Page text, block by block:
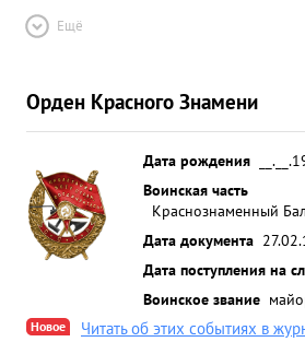
Ещё
Орден Красного Знамени
Дата рождения
Воинская часть
Краснознаменный
Дата документа
Дата поступления на
Воинское звание
Новое
Читать об этих событиях в